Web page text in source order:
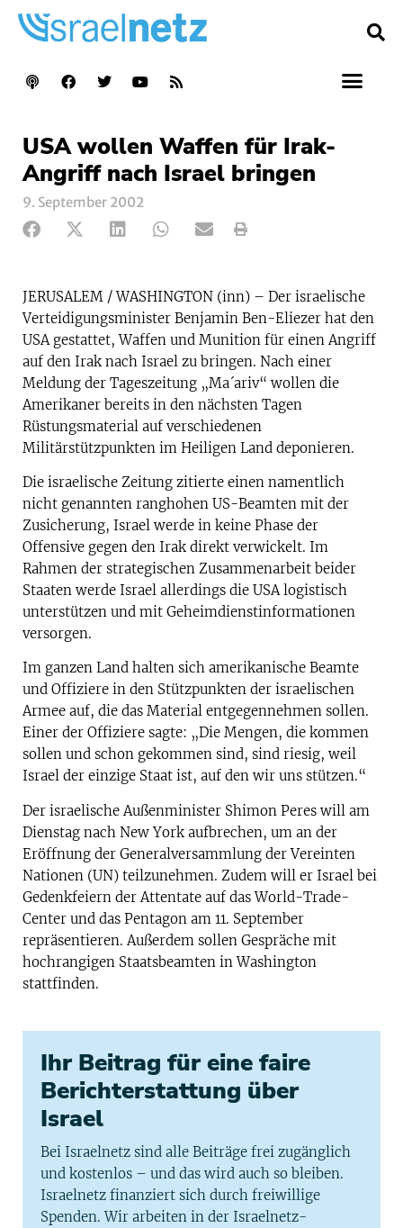
USA wollen Waffen für Irak-
Angriff nach Israel bringen
9. September 2002
JERUSALEM / WASHINGTON (inn) – Der israelische
Verteidigungsminister Benjamin Ben-Eliezer hat den
USA gestattet, Waffen und Munition für einen Angriff
auf den Irak nach Israel zu bringen. Nach einer
Meldung der Tageszeitung „Ma´ariv“ wollen die
Amerikaner bereits in den nächsten Tagen
Rüstungsmaterial auf verschiedenen
Militärstützpunkten im Heiligen Land deponieren.
Die israelische Zeitung zitierte einen namentlich
nicht genannten ranghohen US-Beamten mit der
Zusicherung, Israel werde in keine Phase der
Offensive gegen den Irak direkt verwickelt. Im
Rahmen der strategischen Zusammenarbeit beider
Staaten werde Israel allerdings die USA logistisch
unterstützen und mit Geheimdienstinformationen
versorgen.
Im ganzen Land halten sich amerikanische Beamte
und Offiziere in den Stützpunkten der israelischen
Armee auf, die das Material entgegennehmen sollen.
Einer der Offiziere sagte: „Die Mengen, die kommen
sollen und schon gekommen sind, sind riesig, weil
Israel der einzige Staat ist, auf den wir uns stützen.“
Der israelische Außenminister Shimon Peres will am
Dienstag nach New York aufbrechen, um an der
Eröffnung der Generalversammlung der Vereinten
Nationen (UN) teilzunehmen. Zudem will er Israel bei
Gedenkfeiern der Attentate auf das World-Trade-
Center und das Pentagon am 11. September
repräsentieren. Außerdem sollen Gespräche mit
hochrangigen Staatsbeamten in Washington
stattfinden.
Ihr Beitrag für eine faire
Berichterstattung über
Israel
Bei Israelnetz sind alle Beiträge frei zugänglich
und kostenlos – und das wird auch so bleiben.
Israelnetz finanziert sich durch freiwillige
Spenden. Wir arbeiten in der Israelnetz-